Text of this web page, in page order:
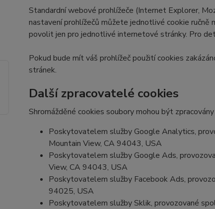
Standardní webové prohlížeče (Internet Explorer,
nastavení prohlížečů můžete jednotlivé cookie
povolit jen pro jednotlivé internetové stránky. Pro
Pokud bude mít váš prohlížeč použití cookies
stránek.
Další zpracovatelé cookies
Shromážděné cookies soubory mohou být
Poskytovatelem služby Google Analytics,
Mountain View, CA 94043, USA
Poskytovatelem služby Google Ads,
View, CA 94043, USA
Poskytovatelem služby Facebook Ads,
94025, USA
Poskytovatelem služby Sklik, provozované